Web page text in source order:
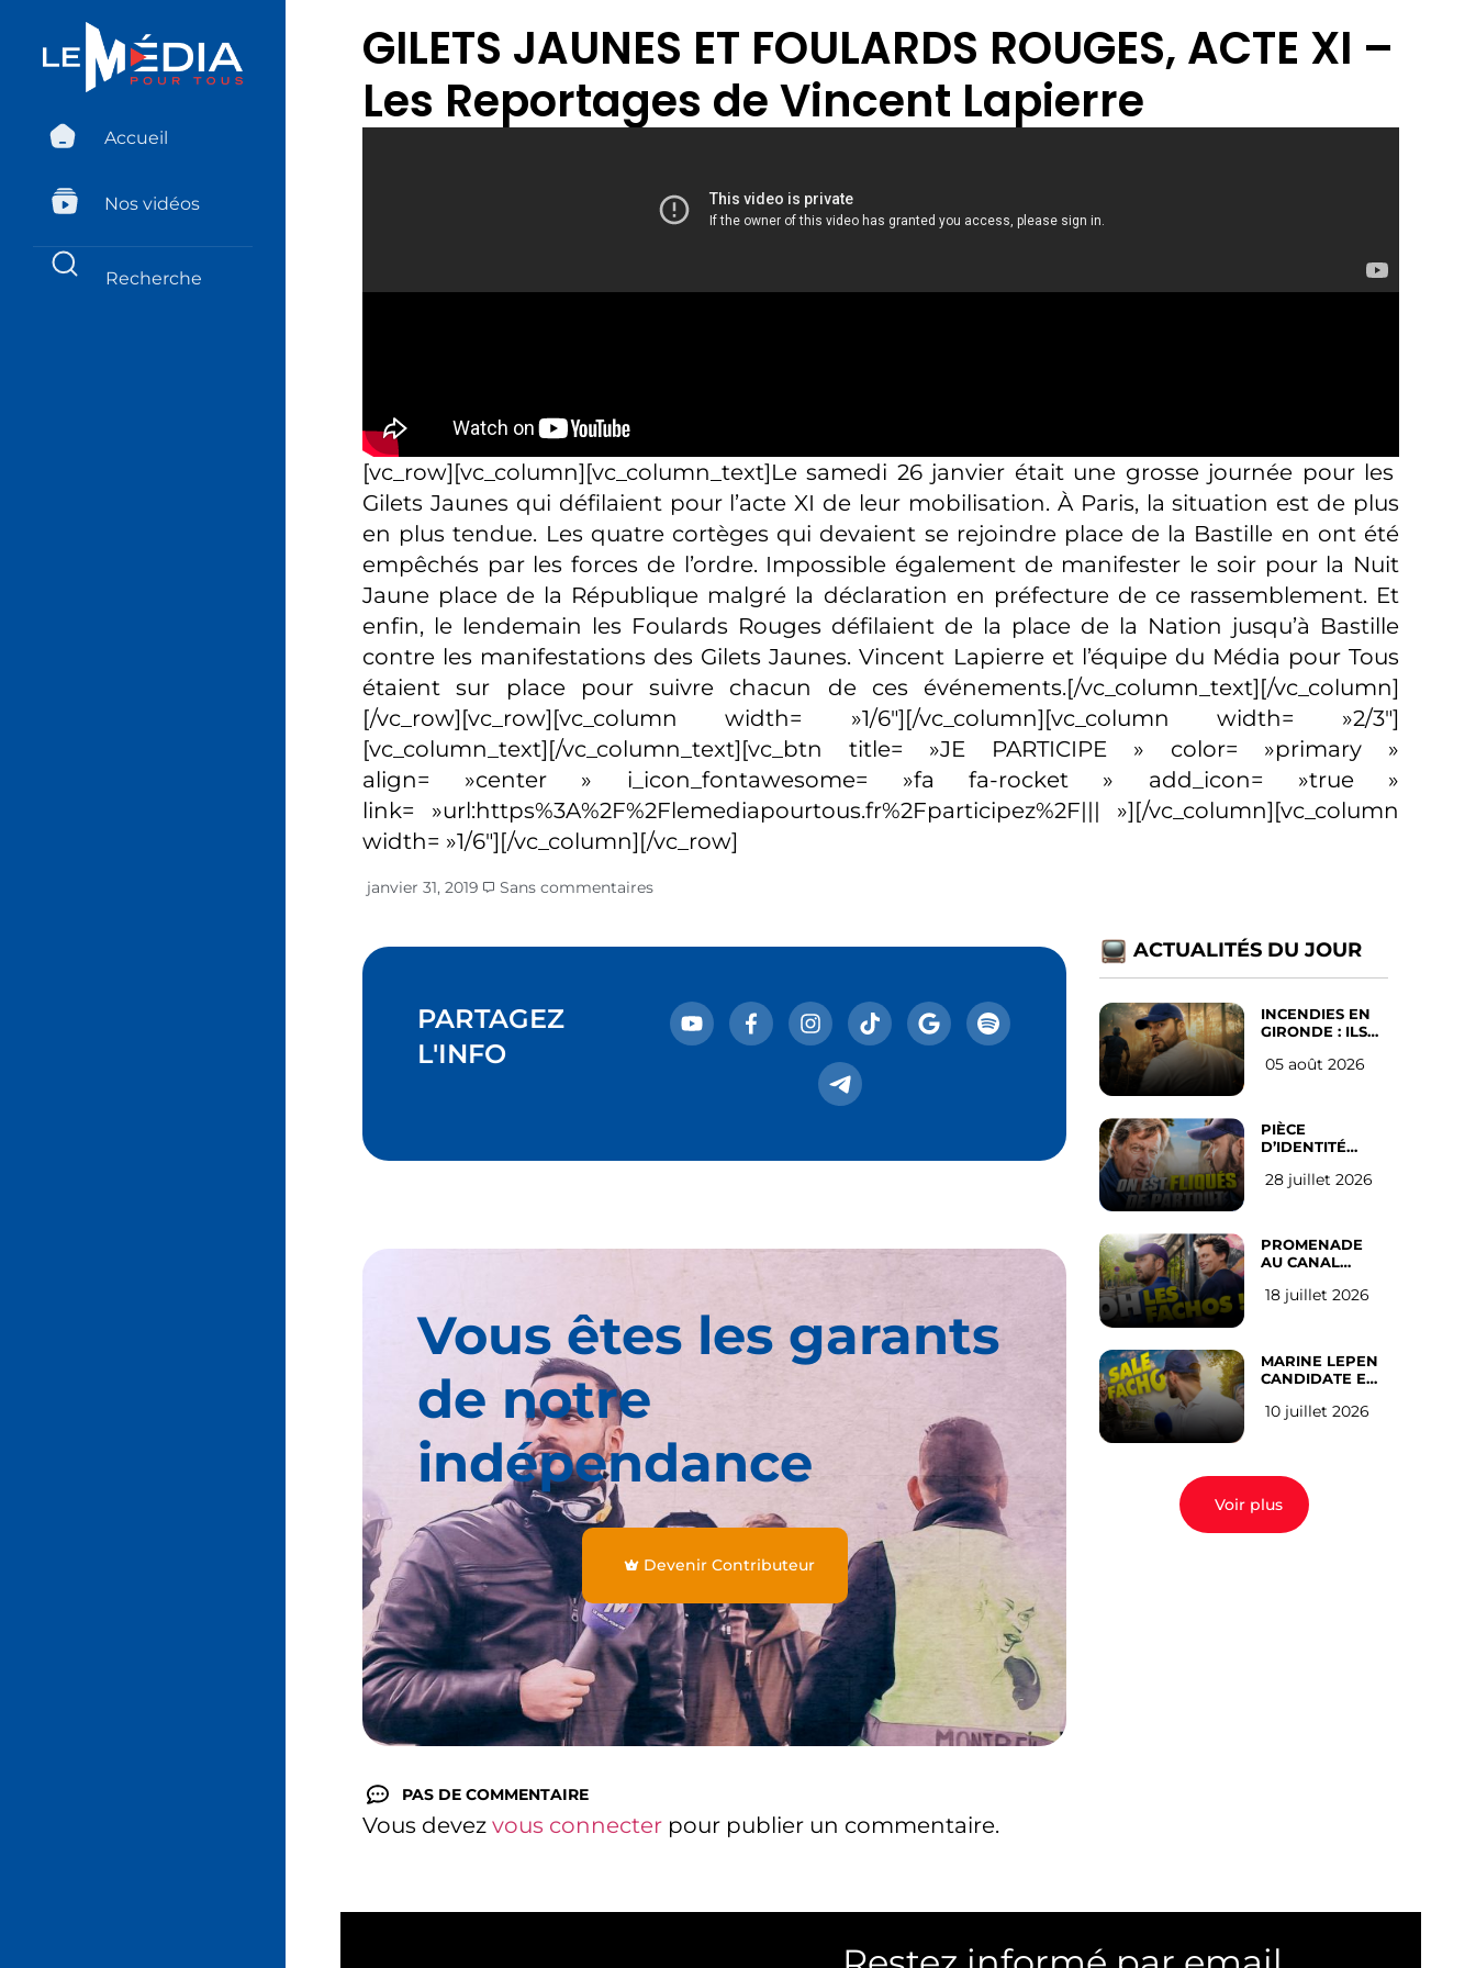
Accueil
Nos vidéos
GILETS JAUNES ET FOULARDS ROUGES, ACTE XI –
Les Reportages de Vincent Lapierre
[vc_row][vc_column][vc_column_text]Le samedi 26 janvier était une grosse journée pour les
Gilets Jaunes qui défilaient pour l’acte XI de leur mobilisation. À Paris, la situation est de plus
en plus tendue. Les quatre cortèges qui devaient se rejoindre place de la Bastille en ont été
empêchés par les forces de l’ordre. Impossible également de manifester le soir pour la Nuit
Jaune place de la République malgré la déclaration en préfecture de ce rassemblement. Et
enfin, le lendemain les Foulards Rouges défilaient de la place de la Nation jusqu’à Bastille
contre les manifestations des Gilets Jaunes. Vincent Lapierre et l’équipe du Média pour Tous
étaient sur place pour suivre chacun de ces événements.[/vc_column_text][/vc_column]
[/vc_row][vc_row][vc_column width= »1/6″][/vc_column][vc_column width= »2/3″]
[vc_column_text][/vc_column_text][vc_btn title= »JE PARTICIPE » color= »primary »
align= »center » i_icon_fontawesome= »fa fa-rocket » add_icon= »true »
link= »url:https%3A%2F%2Flemediapourtous.fr%2Fparticipez%2F||| »][/vc_column][vc_column
width= »1/6″][/vc_column][/vc_row]
janvier 31, 2019 Sans commentaires
PARTAGEZ
L'INFO
Vous êtes les garants
de notre
indépendance
Devenir Contributeur
ACTUALITÉS DU JOUR
INCENDIES EN
GIRONDE : ILS
D’ABANDONNER
05 août 2026
PIÈCE
D’IDENTITÉ
SUR LES
28 juillet 2026
PROMENADE
AU CANAL
(les gauchistes
18 juillet 2026
MARINE LEPEN
CANDIDATE EN
Parisiens
10 juillet 2026
Voir plus
PAS DE COMMENTAIRE
Vous devez vous connecter pour publier un commentaire.